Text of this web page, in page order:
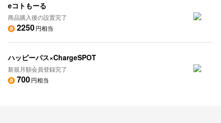
eコトもーる
商品購入後の設置完了
2250円相当
ハッピーパス×ChargeSPOT
新規月額会員登録完了
700円相当